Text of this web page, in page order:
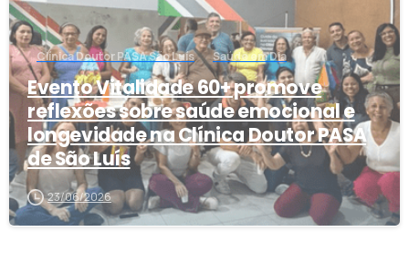
Clínica Doutor PASA São Luís Saúde em Dia
Evento Vitalidade 60+ promove
reflexões sobre saúde emocional e
longevidade na Clínica Doutor PASA
de São Luís
23/06/2026